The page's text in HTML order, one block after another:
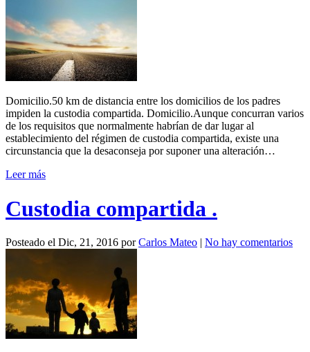
Domicilio.50 km de distancia entre los domicilios de los padres
impiden la custodia compartida. Domicilio.Aunque concurran varios
de los requisitos que normalmente habrían de dar lugar al
establecimiento del régimen de custodia compartida, existe una
circunstancia que la desaconseja por suponer una alteración…
Leer más
Custodia compartida .
Posteado el Dic, 21, 2016 porCarlos Mateo | No hay comentarios